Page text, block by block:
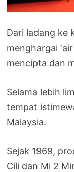
Dari ladang ke
menghargai
mencipta dan
Selama lebih
tempat
Malaysia.
Sejak 1969,
Cili dan Mi 2